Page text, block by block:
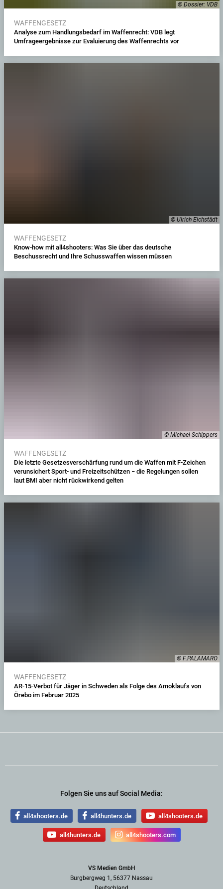
© Dossier: VDB
WAFFENGESETZ
Analyse zum Handlungsbedarf im Waffenrecht: VDB legt
Umfrageergebnisse zur Evaluierung des Waffenrechts vor
© Ulrich Eichstädt
WAFFENGESETZ
Know-how mit all4shooters: Was Sie über das deutsche
Beschussrecht und Ihre Schusswaffen wissen müssen
© Michael Schippers
WAFFENGESETZ
Die letzte Gesetzesverschärfung rund um die Waffen mit F-Zeichen
verunsichert Sport- und Freizeitschützen − die Regelungen sollen
laut BMI aber nicht rückwirkend gelten
© F.PALAMARO
WAFFENGESETZ
AR-15-Verbot für Jäger in Schweden als Folge des Amoklaufs von
Örebo im Februar 2025
Folgen Sie uns auf Social Media:
all4shooters.de all4hunters.de all4shooters.de
all4hunters.de all4shooters.com
VS Medien GmbH
Burgbergweg 1, 56377 Nassau